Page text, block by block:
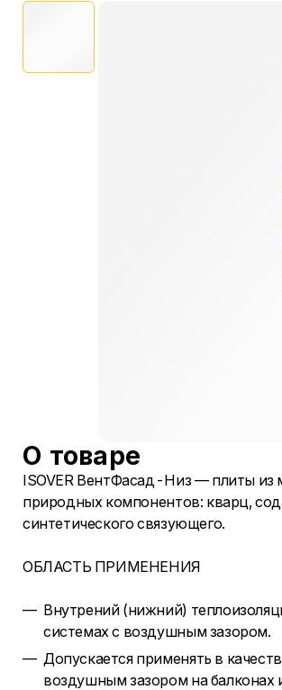
О товаре
ISOVER ВентФасад-Низ — плиты из
природных компонентов: кварц,
синтетического связующего.
ОБЛАСТЬ ПРИМЕНЕНИЯ
Внутрений (нижний)
системах с воздушным зазором.
Допускается применять в
воздушным зазором на балконах